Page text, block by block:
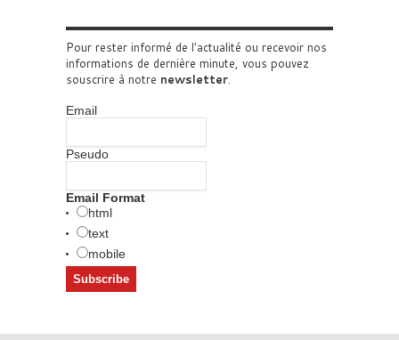
Pour rester informé de l'actualité ou recevoir nos
informations de dernière minute, vous pouvez
souscrire à notre newsletter.
Email
Pseudo
Email Format
html
text
mobile